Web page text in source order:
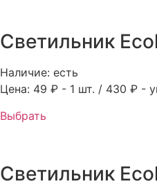
Светильник
Наличие: есть
Цена: 49 ₽ - 1 шт. / 430 ₽ -
Выбрать
Светильник